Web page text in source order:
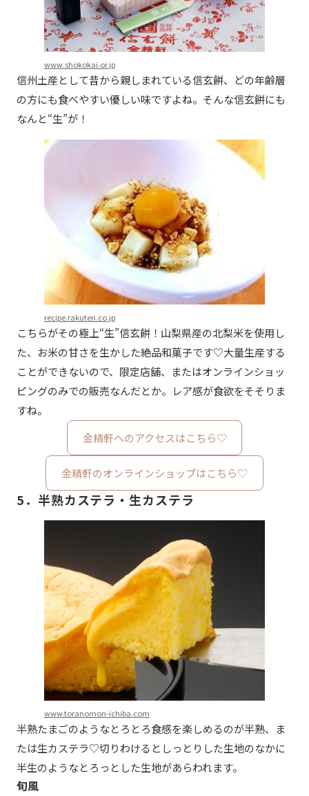
www.shokokai.or.jp
信州土産として昔から親しまれている信玄餅、どの年齢層
の方にも食べやすい優しい味ですよね。そんな信玄餅にも
なんと“生”が！
recipe.rakuten.co.jp
こちらがその極上“生”信玄餅！山梨県産の北梨米を使用し
た、お米の甘さを生かした絶品和菓子です♡大量生産する
ことができないので、限定店舗、またはオンラインショッ
ピングのみでの販売なんだとか。レア感が食欲をそそりま
すね。
金精軒へのアクセスはこちら♡
金精軒のオンラインショップはこちら♡
5．半熟カステラ・生カステラ
www.toranomon-ichiba.com
半熟たまごのようなとろとろ食感を楽しめるのが半熟、ま
たは生カステラ♡切りわけるとしっとりした生地のなかに
半生のようなとろっとした生地があらわれます。
旬風